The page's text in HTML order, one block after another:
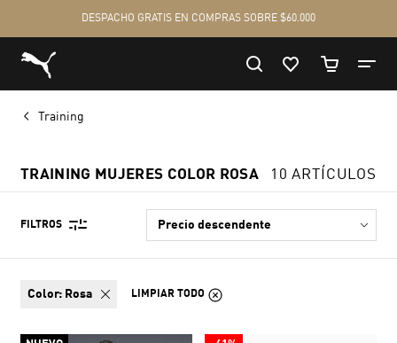
Training
TRAINING MUJERES COLOR ROSA 10 ARTÍCULOS
FILTROS
color: Rosa LIMPIAR TODO